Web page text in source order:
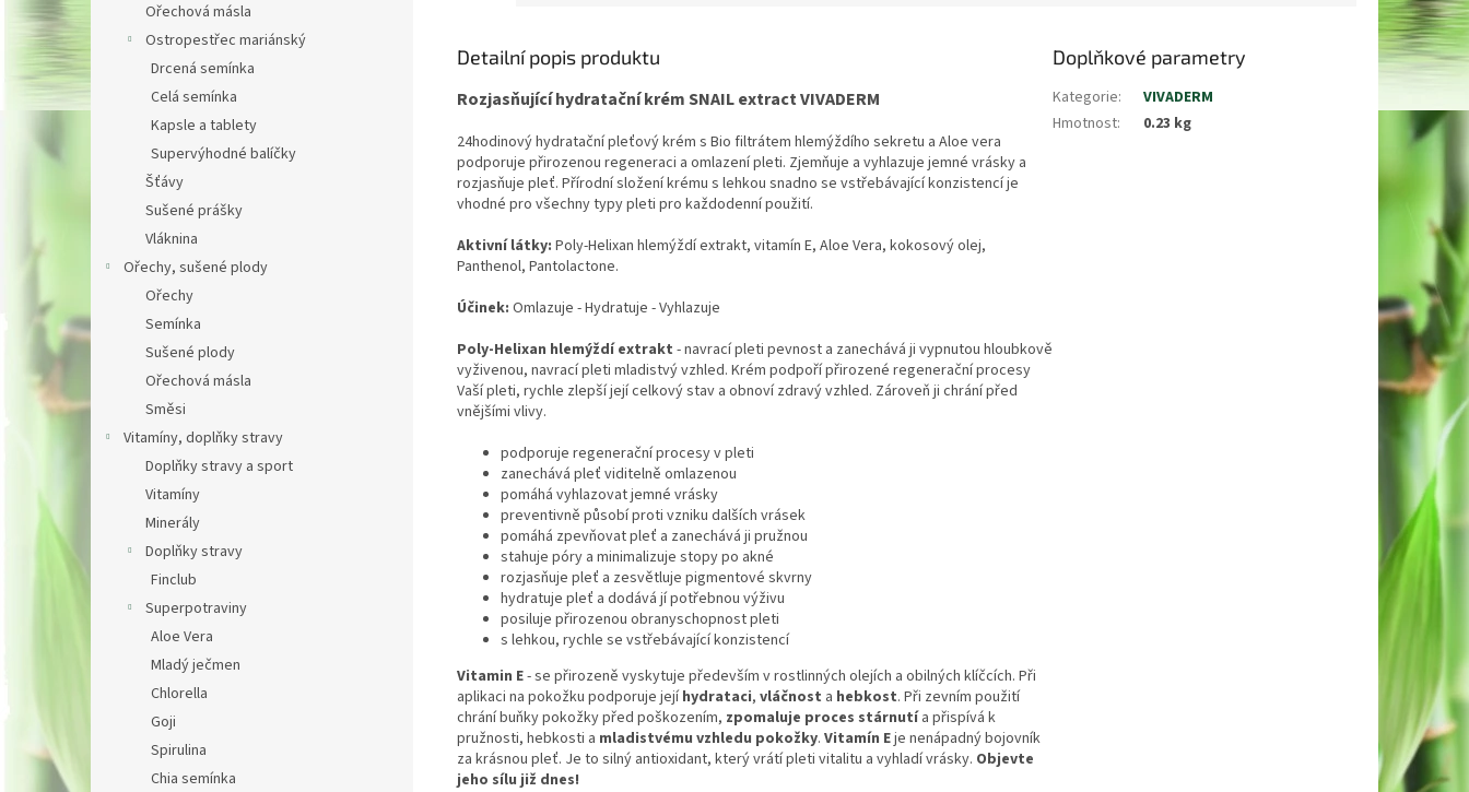
Ořechová másla
Ostropestřec mariánský
Drcená semínka
Celá semínka
Kapsle a tablety
Supervýhodné balíčky
Šťávy
Sušené prášky
Vláknina
Ořechy, sušené plody
Ořechy
Semínka
Sušené plody
Ořechová másla
Směsi
Vitamíny, doplňky stravy
Doplňky stravy a sport
Vitamíny
Minerály
Doplňky stravy
Finclub
Superpotraviny
Aloe Vera
Mladý ječmen
Chlorella
Goji
Spirulina
Chia semínka
Detailní popis produktu
Rozjasňující hydratační krém SNAIL extract VIVADERM
24hodinový hydratační pleťový krém s Bio filtrátem hlemýždího sekretu a Aloe vera
podporuje přirozenou regeneraci a omlazení pleti. Zjemňuje a vyhlazuje jemné vrásky a
rozjasňuje pleť. Přírodní složení krému s lehkou snadno se vstřebávající konzistencí je
vhodné pro všechny typy pleti pro každodenní použití.
Aktivní látky: Poly-Helixan hlemýždí extrakt, vitamín E, Aloe Vera, kokosový olej,
Panthenol, Pantolactone.
Účinek: Omlazuje - Hydratuje - Vyhlazuje
Poly-Helixan hlemýždí extrakt - navrací pleti pevnost a zanechává ji vypnutou hloubkově
vyživenou, navrací pleti mladistvý vzhled. Krém podpoří přirozené regenerační procesy
Vaší pleti, rychle zlepší její celkový stav a obnoví zdravý vzhled. Zároveň ji chrání před
vnějšími vlivy.
podporuje regenerační procesy v pleti
zanechává pleť viditelně omlazenou
pomáhá vyhlazovat jemné vrásky
preventivně působí proti vzniku dalších vrásek
pomáhá zpevňovat pleť a zanechává ji pružnou
stahuje póry a minimalizuje stopy po akné
rozjasňuje pleť a zesvětluje pigmentové skvrny
hydratuje pleť a dodává jí potřebnou výživu
posiluje přirozenou obranyschopnost pleti
s lehkou, rychle se vstřebávající konzistencí
Vitamin E- se přirozeně vyskytuje především v rostlinných olejích a obilných klíčcích. Při
aplikaci na pokožku podporuje jejíhydrataci, vláčnost a hebkost. Při zevním použití
chrání buňky pokožky před poškozením, zpomaluje proces stárnutía přispívá k
pružnosti, hebkosti a mladistvému vzhledu pokožky. Vitamín Eje nenápadný bojovník
za krásnou pleť. Je to silný antioxidant, který vrátí pleti vitalitu a vyhladí vrásky. Objevte
jeho sílu již dnes!
Doplňkové parametry
Kategorie:
VIVADERM
Hmotnost: 0.23 kg